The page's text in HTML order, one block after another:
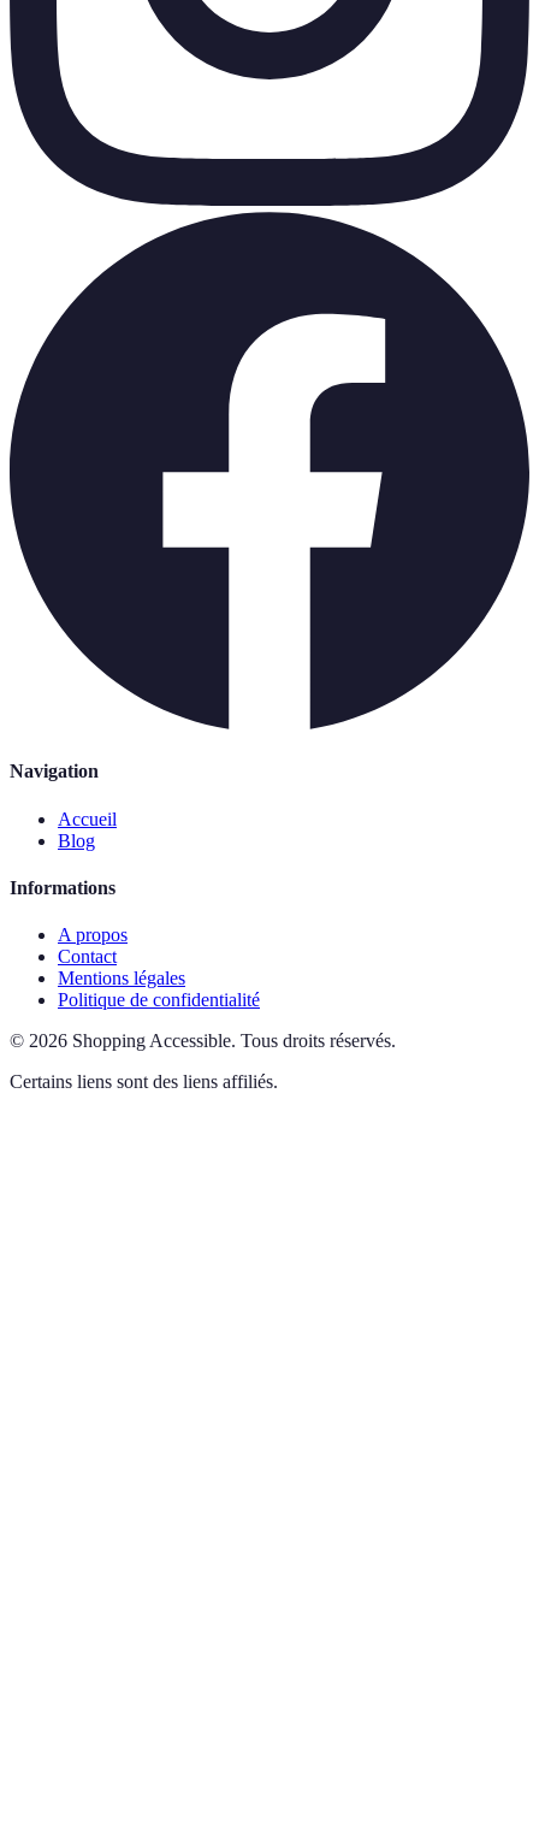
Navigation
Accueil
Blog
Informations
A propos
Contact
Mentions légales
Politique de confidentialité
© 2026 Shopping Accessible. Tous droits réservés.
Certains liens sont des liens affiliés.